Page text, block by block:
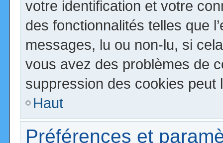
votre identification et votre
des fonctionnalités telles que
messages, lu ou non-lu, si
vous avez des problèmes de
suppression des cookies peut
Haut
Préférences et